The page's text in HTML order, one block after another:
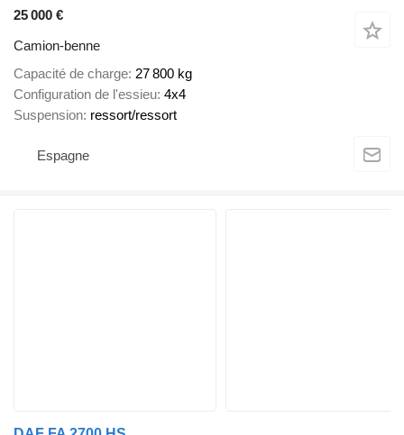
25 000 €
Camion-benne
Capacité de charge 27 800 kg
Configuration de l'essieu 4x4
Suspension ressort/ressort
Espagne